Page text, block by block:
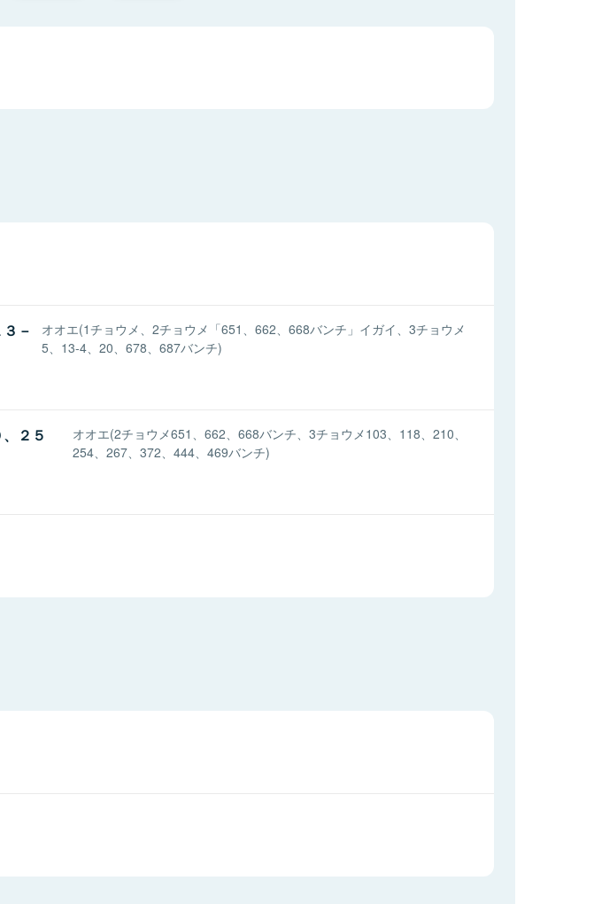
－
オオエ(1チョウメ、2チョウメ「651、662、668バンチ」イガイ、3チョウメ
5、13-4、20、678、687バンチ)
２５
オオエ(2チョウメ651、662、668バンチ、3チョウメ103、118、210、
254、267、372、444、469バンチ)